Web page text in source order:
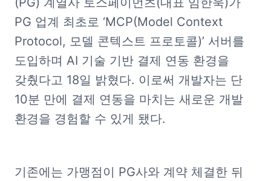
PG 업계 최초로 ‘MCP(Model Context
Protocol, 모델 콘텍스트 프로토콜)’ 서버를
도입하며 AI 기술 기반 결제 연동 환경을
갖췄다고 18일 밝혔다. 이로써 개발자는 단
10분 만에 결제 연동을 마치는 새로운 개발
환경을 경험할 수 있게 됐다.
기존에는 가맹점이 PG사와 계약 체결한 뒤